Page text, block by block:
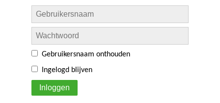
Gebruikersnaam onthouden
Ingelogd blijven
Inloggen